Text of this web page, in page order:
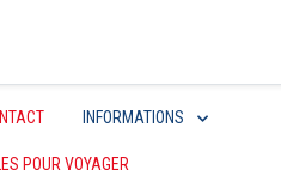
INFORMATIONS
POUR VOYAGER